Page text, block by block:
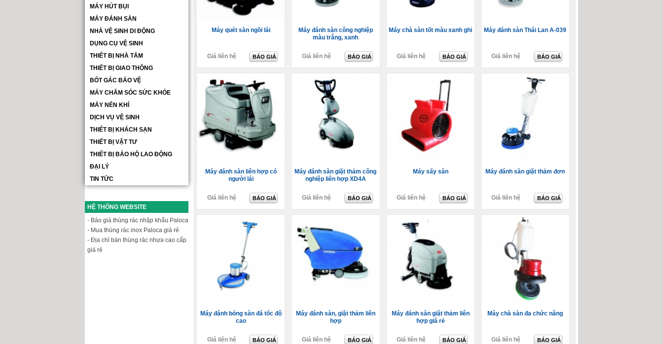
Máy quét sàn ngồi lái
Giá liên hệ BÁO GIÁ
Máy đánh sàn công nghiệp
màu trắng, xanh
Giá liên hệ BÁO GIÁ
Máy chà sàn tốt màu xanh ghi
Giá liên hệ BÁO GIÁ
Máy đánh sàn Thái Lan A-039
Giá liên hệ BÁO GIÁ
Máy đánh sàn liên hợp có
người lái
Giá liên hệ BÁO GIÁ
Máy đánh sàn giặt thảm công
nghiệp liên hợp XD4A
Giá liên hệ BÁO GIÁ
Máy sấy sàn
Giá liên hệ BÁO GIÁ
Máy đánh sàn giặt thảm đơn
Giá liên hệ BÁO GIÁ
Máy đánh bóng sàn đá tốc độ
cao
Giá liên hệ BÁO GIÁ
Máy đánh sàn, giặt thảm liên
hợp
Giá liên hệ BÁO GIÁ
Máy đánh sàn giặt thảm liên
hợp giá rẻ
Giá liên hệ BÁO GIÁ
Máy chà sàn đa chức năng
Giá liên hệ BÁO GIÁ
MÁY HÚT BỤI
MÁY ĐÁNH SÀN
NHÀ VỆ SINH DI ĐỘNG
DỤNG CỤ VỆ SINH
THIẾT BỊ NHÀ TẮM
THIẾT BỊ GIAO THÔNG
BỐT GÁC BẢO VỆ
MÁY CHĂM SÓC SỨC KHỎE
MÁY NÉN KHÍ
DỊCH VỤ VỆ SINH
THIẾT BỊ KHÁCH SẠN
THIẾT BỊ VẬT TƯ
THIẾT BỊ BẢO HỘ LAO ĐỘNG
ĐẠI LÝ
TIN TỨC
HỆ THỐNG WEBSITE
- Báo giá thùng rác nhập khẩu Paloca
- Mua thùng rác inox Paloca giá rẻ
- Địa chỉ bán thùng rác nhựa cao cấp
giá rẻ